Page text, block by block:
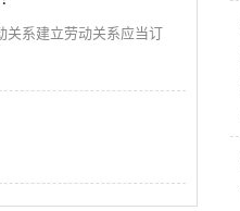
关系建立劳动关系应当订